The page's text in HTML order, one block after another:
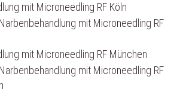
mit Microneedling RF Köln
mit Microneedling RF
mit Microneedling RF München
mit Microneedling RF